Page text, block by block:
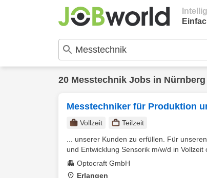
20 Messtechnik Jobs in Nürnberg
Messtechniker für Produktion
Vollzeit
Teilzeit
... unserer Kunden zu erfüllen. Für
und Entwicklung Sensorik m/w/d in Vollzeit
Optocraft GmbH
Erlangen